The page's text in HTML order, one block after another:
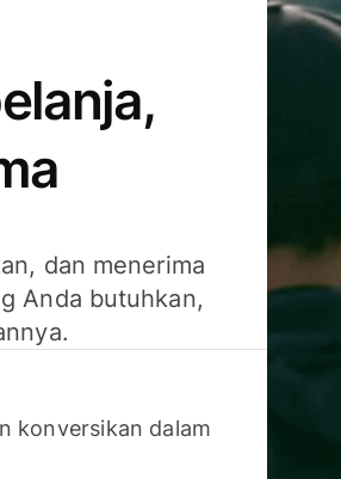
dan menerima
Anda butuhkan,
konversikan dalam